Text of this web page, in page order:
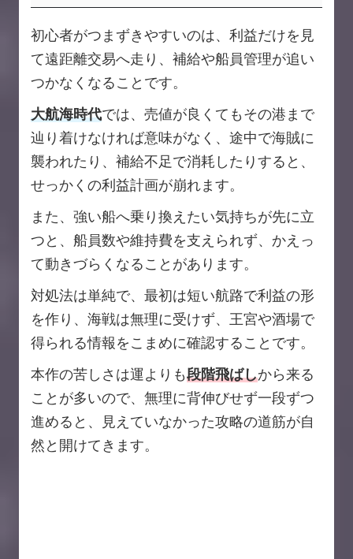
初心者がつまずきやすいのは、利益だけを見
て遠距離交易へ走り、補給や船員管理が追い
つかなくなることです。
大航海時代では、売値が良くてもその港まで
辿り着けなければ意味がなく、途中で海賊に
襲われたり、補給不足で消耗したりすると、
せっかくの利益計画が崩れます。
また、強い船へ乗り換えたい気持ちが先に立
つと、船員数や維持費を支えられず、かえっ
て動きづらくなることがあります。
対処法は単純で、最初は短い航路で利益の形
を作り、海戦は無理に受けず、王宮や酒場で
得られる情報をこまめに確認することです。
本作の苦しさは運よりも段階飛ばしから来る
ことが多いので、無理に背伸びせず一段ずつ
進めると、見えていなかった攻略の道筋が自
然と開けてきます。